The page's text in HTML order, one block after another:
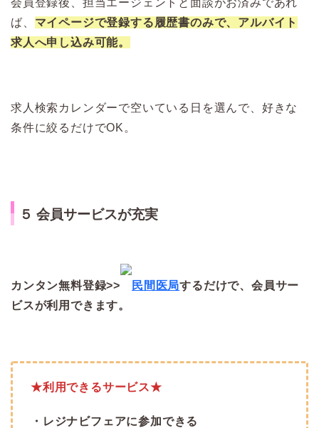
ば、 マイページで登録する履歴書のみで、アルバイト
求人へ申し込み可能。
求人検索カレンダーで空いている日を選んで、好きな
条件に絞るだけでOK。
５ 会員サービスが充実
カンタン無料登録>> 民間医局するだけで、会員サー
ビスが利用できます。
★利用できるサービス★
・レジナビフェアに参加できる